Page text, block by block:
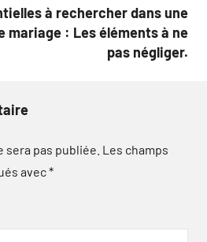
à rechercher dans une
mariage : Les éléments à ne
pas négliger.
pas publiée. Les champs
avec*